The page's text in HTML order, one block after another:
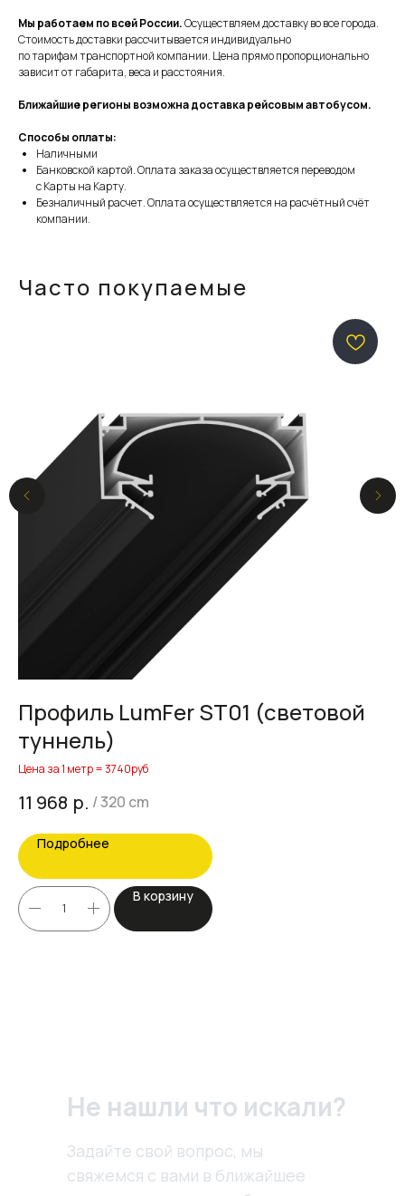
Мы работаем по всей России.Осуществляем доставку во все города.
Стоимость доставки рассчитывается индивидуально
по тарифам транспортной компании. Цена прямо пропорционально
зависит от габарита, веса и расстояния.
Ближайшие регионы возможна доставка рейсовым автобусом.
Способы оплаты:
Наличными
Банковской картой. Оплата заказа осуществляется переводом
с Карты на Карту.
Безналичный расчет. Оплата осуществляется на расчётный счёт
компании.
Часто покупаемые
Профиль LumFer ST01 (световой
туннель)
Цена за 1 метр = 3740руб
11 968 р. /320 cm
Подробнее
В корзину
Не нашли что искали?
Задайте свой вопрос, мы
свяжемся с вами в ближайшее